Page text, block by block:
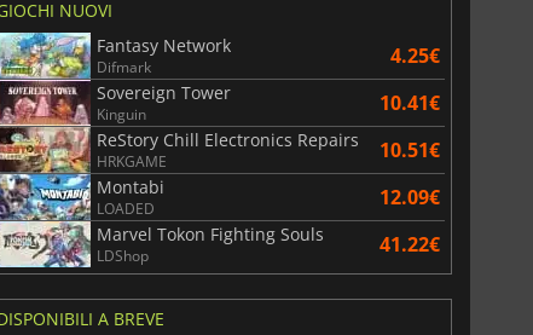
WARHAMMER 3 Lies Of P
NUOVI
Fantasy Network
Difmark 4.25€
Sovereign Tower
Kinguin 10.41€
ReStory Chill Electronics Repairs
HRKGAME 10.51€
Montabi
LOADED 12.09€
Marvel Tokon Fighting Souls
LDShop 41.22€
A BREVE